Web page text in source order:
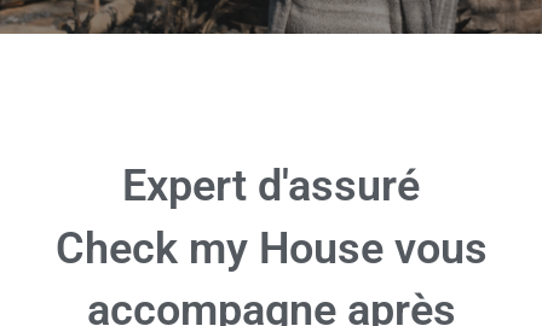
Expert d'assuré
Check my House vous
accompagne après